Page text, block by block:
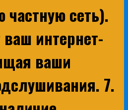
частную сеть).
интернет-
ваши
7.